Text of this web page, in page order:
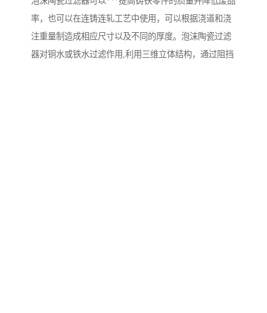
率，也可以在连铸连轧工艺中使用，可以根据浇道和浇
注重量制造成相应尺寸以及不同的厚度。泡沫陶瓷过滤
器对铜水或铁水过滤作用,利用三维立体结构，通过阻挡